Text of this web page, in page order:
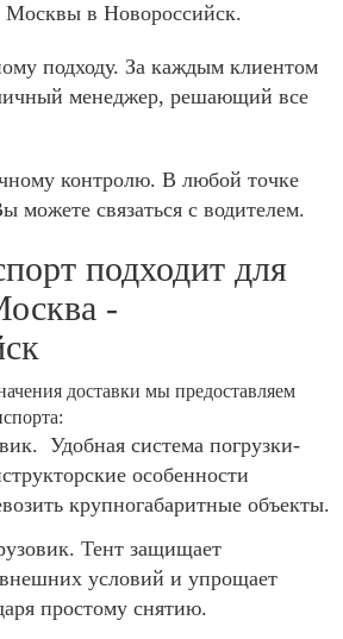
Москвы в Новороссийск.
подходу. За каждым клиентом
менеджер, решающий все
контролю. В любой точке
можете связаться с водителем.
подходит для
-
доставки мы предоставляем
Удобная система погрузки-
особенности
крупногабаритные объекты.
Тент защищает
условий и упрощает
простому снятию.